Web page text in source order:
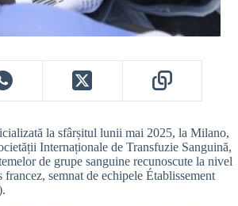
la sfârșitul lunii mai 2025, la Milano,
Internaționale de Transfuzie Sanguină,
de grupe sanguine recunoscute la nivel
francez, semnat de echipele Établissement